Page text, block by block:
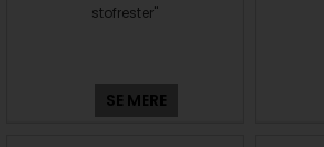
stofrester"
SE MERE